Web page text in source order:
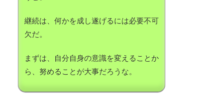
継続は、何かを成し遂げるには必要不可
欠だ。
まずは、自分自身の意識を変えることか
ら、努めることが大事だろうな。